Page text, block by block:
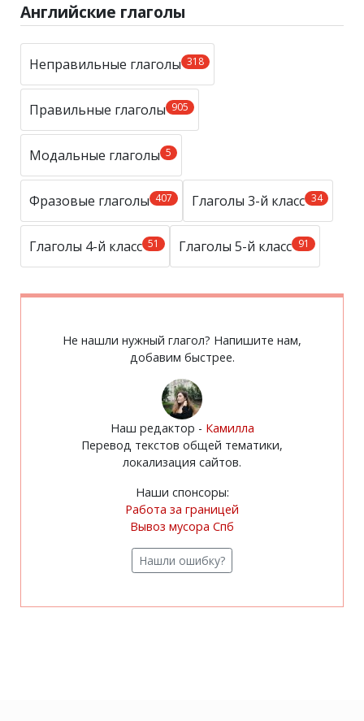
Английские глаголы
318
Неправильные глаголы
905
Правильные глаголы
5
Модальные глаголы
407
Фразовые глаголы 34
Глаголы 3-й класс
51
Глаголы 4-й класс 91
Глаголы 5-й класс
Не нашли нужный глагол? Напишите нам,
добавим быстрее.
Наш редактор - Камилла
Перевод текстов общей тематики,
локализация сайтов.
Наши спонсоры:
Работа за границей
Вывоз мусора Спб
Нашли ошибку?